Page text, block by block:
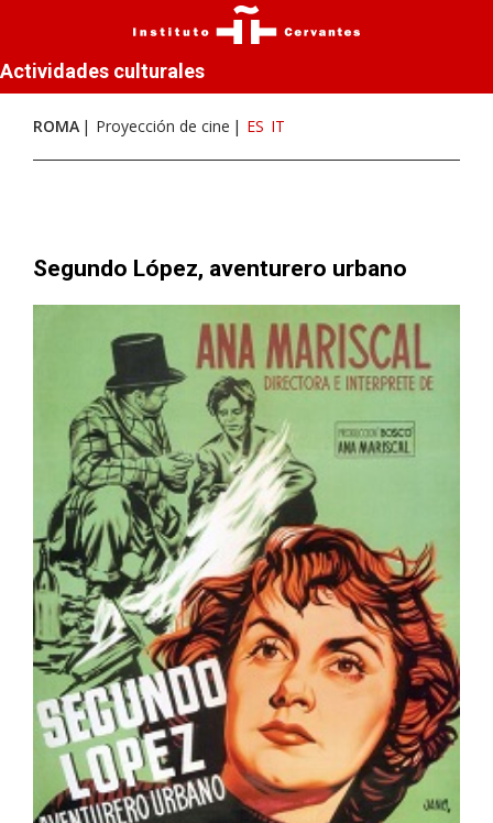
Actividades culturales
ROMA Proyección de cine ES IT
Segundo López, aventurero urbano